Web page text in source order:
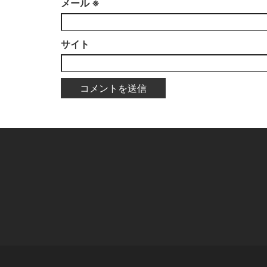
メール ※
サイト